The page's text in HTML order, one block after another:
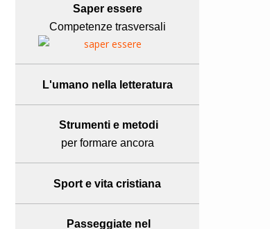
Saper essere
Competenze trasversali
L'umanonella letteratura
Strumenti e metodi
per formare ancora
Sport e vita cristiana
Passeggiate nel